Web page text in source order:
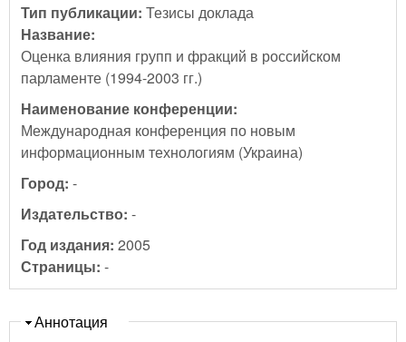
Тип публикации: Тезисы доклада
Название:
Оценка влияния групп и фракций в российском
парламенте (1994-2003 гг.)
Наименование конференции:
Международная конференция по новым
информационным технологиям (Украина)
Город: -
Издательство: -
Год издания: 2005
Страницы: -
Скрыть
Аннотация